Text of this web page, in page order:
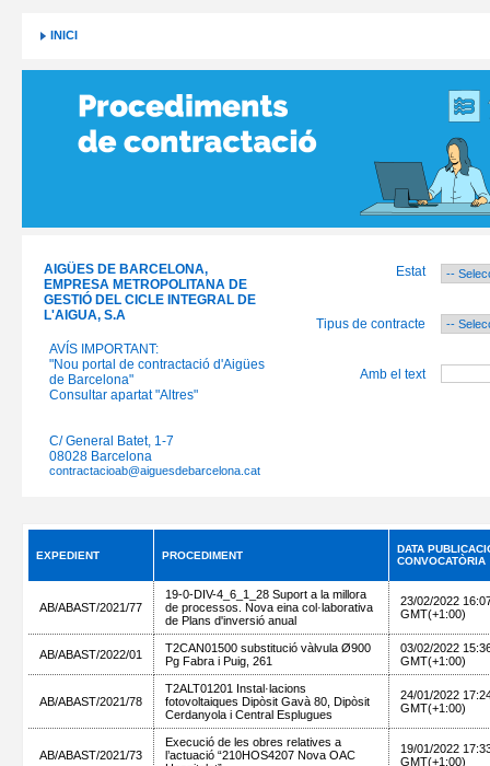
INICI
AIGÜES DE BARCELONA,
EMPRESA METROPOLITANA DE
GESTIÓ DEL CICLE INTEGRAL DE
L'AIGUA, S.A
AVÍS IMPORTANT:
"Nou portal de contractació d'Aigües
de Barcelona"
Consultar apartat "Altres"
C/ General Batet, 1-7
08028 Barcelona
contractacioab@aiguesdebarcelona.cat
Estat
Tipus de contracte
Amb el text
EXPEDIENT PROCEDIMENT
DATA
CONVOCATÒRIA
AB/ABAST/2021/77
19-0-DIV-4_6_1_28 Suport a la millora
de processos. Nova eina col·laborativa
de Plans d'inversió anual
23/02/2022
GMT(+1:00)
AB/ABAST/2022/01
T2CAN01500 substitució vàlvula Ø900
Pg Fabra i Puig, 261
03/02/2022
GMT(+1:00)
AB/ABAST/2021/78
T2ALT01201 Instal·lacions
fotovoltaiques Dipòsit Gavà 80, Dipòsit
Cerdanyola i Central Esplugues
24/01/2022
GMT(+1:00)
AB/ABAST/2021/73
Execució de les obres relatives a
l’actuació “210HOS4207 Nova OAC
19/01/2022
GMT(+1:00)